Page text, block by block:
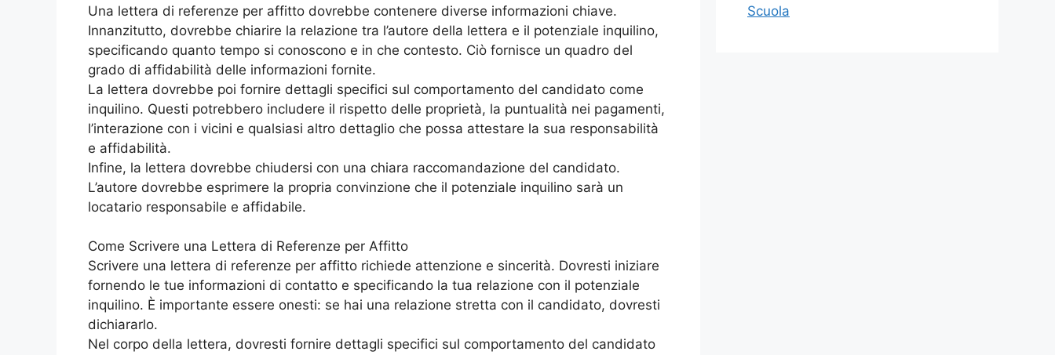
Una lettera di referenze per affitto dovrebbe contenere diverse informazioni chiave.
Innanzitutto, dovrebbe chiarire la relazione tra l’autore della lettera e il potenziale inquilino,
specificando quanto tempo si conoscono e in che contesto. Ciò fornisce un quadro del
grado di affidabilità delle informazioni fornite.
La lettera dovrebbe poi fornire dettagli specifici sul comportamento del candidato come
inquilino. Questi potrebbero includere il rispetto delle proprietà, la puntualità nei pagamenti,
l’interazione con i vicini e qualsiasi altro dettaglio che possa attestare la sua responsabilità
e affidabilità.
Infine, la lettera dovrebbe chiudersi con una chiara raccomandazione del candidato.
L’autore dovrebbe esprimere la propria convinzione che il potenziale inquilino sarà un
locatario responsabile e affidabile.
Come Scrivere una Lettera di Referenze per Affitto
Scrivere una lettera di referenze per affitto richiede attenzione e sincerità. Dovresti iniziare
fornendo le tue informazioni di contatto e specificando la tua relazione con il potenziale
inquilino. È importante essere onesti: se hai una relazione stretta con il candidato, dovresti
dichiararlo.
Nel corpo della lettera, dovresti fornire dettagli specifici sul comportamento del candidato
Scuola